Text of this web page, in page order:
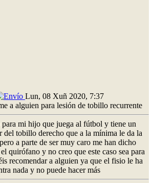
Lun, 08 Xuñ 2020, 7:37
a alguien para lesión de tobillo recurrente
para mi hijo que juega al fútbol y tiene un
del tobillo derecho que a la mínima le da la
a parte de ser muy caro me han dicho
quirófano y no creo que este caso sea para
recomendar a alguien ya que el fisio le ha
nada y no puede hacer más